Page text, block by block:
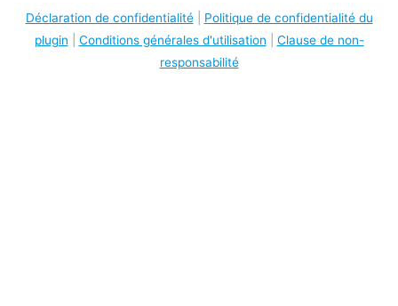
Déclaration de confidentialité| Politique de confidentialité du
plugin
Conditions générales d'utilisation
Clause de non-
responsabilité